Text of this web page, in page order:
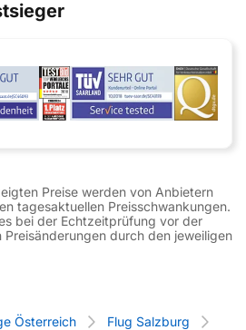
Preise werden von Anbietern
tagesaktuellen Preisschwankungen.
bei der Echtzeitprüfung vor der
durch den jeweiligen
Österreich
Flug Salzburg